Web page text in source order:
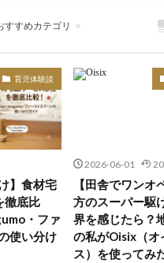
すすめカテゴリ
育児体験談
】食材宅
徹底比
・ファ
使い分け
2026-06-01
【田舎でワンオ
方のスーパー駆
界を感じたら？
の私がOisix（オ
ス）を使ってみ